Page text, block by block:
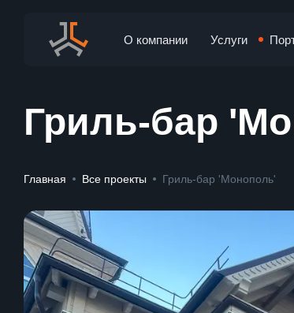
О компании Услуги
Гриль-бар
Главная Все проекты Гриль-бар 'Монополь'